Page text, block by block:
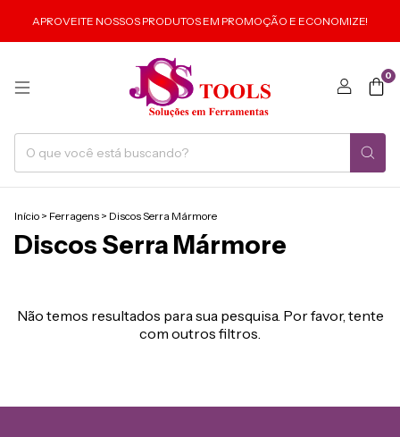
APROVEITE NOSSOS PRODUTOS EM PROMOÇÃO E ECONOMIZE!
0
Início > Ferragens > Discos Serra Mármore
Discos Serra Mármore
Não temos resultados para sua pesquisa. Por favor, tente
com outros filtros.